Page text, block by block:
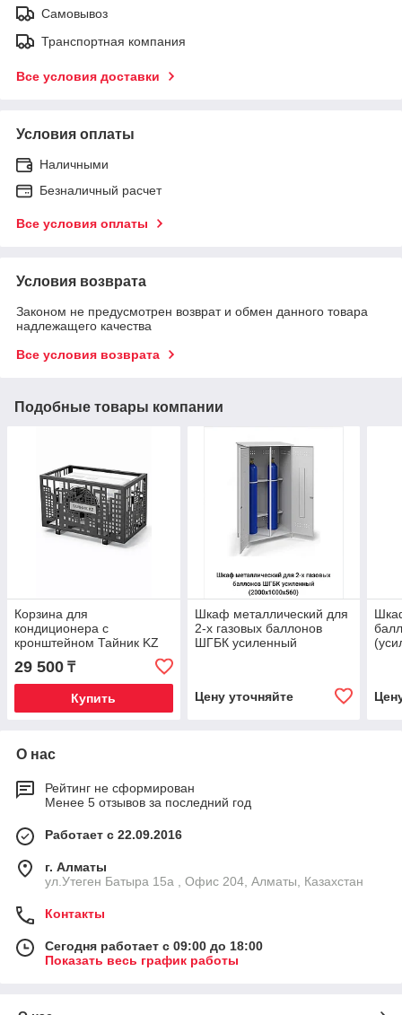
Самовывоз
Транспортная компания
Все условия доставки
Условия оплаты
Наличными
Безналичный расчет
Все условия оплаты
Условия возврата
Законом не предусмотрен возврат и обмен данного товара
надлежащего качества
Все условия возврата
Подобные товары компании
Корзина для
кондиционера с
кронштейном Тайник KZ
№3 размер
700х1000х560
29 500 ₸
Купить
Шкаф металлический для
2-х газовых баллонов
ШГБК усиленный
Цену уточняйте
О нас
Рейтинг не сформирован
Менее 5 отзывов за последний год
Работает с 22.09.2016
г. Алматы
ул.Утеген Батыра 15а , Офис 204, Алматы, Казахстан
Контакты
Сегодня работает с 09:00 до 18:00
Показать весь график работы